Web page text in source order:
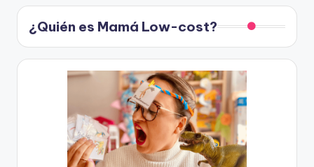
¿Quién es Mamá Low-cost?